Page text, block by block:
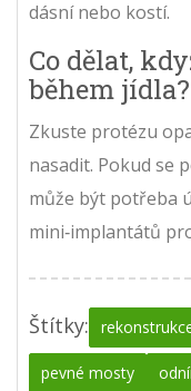
dásní nebo kostí.
Co dělat,
během jídla?
Zkuste protézu
nasadit. Pokud se
může být potřeba
mini‑implantátů
Štítky:
pevné mosty